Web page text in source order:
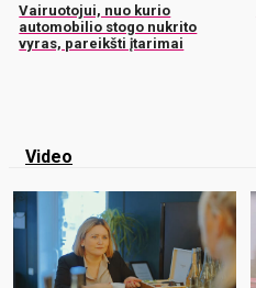
Vairuotojui, nuo kurio
automobilio stogo nukrito
vyras, pareikšti įtarimai
Video